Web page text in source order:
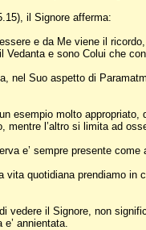
il Signore afferma:
e da Me viene il
Vedanta e sono Colui che
nel Suo aspetto di
esempio molto
mentre l’altro si limita ad
e’ sempre presente
vita quotidiana prendiamo
vedere il Signore, non
annientata.